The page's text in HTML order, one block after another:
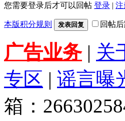
您需要登录后才可以回帖 登录 | 注
本版积分规则 发表回复 回帖
广告业务| 关
专区 | 谣言曝
箱：